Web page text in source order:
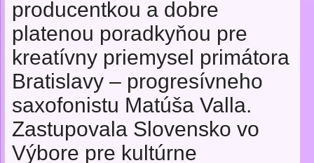
producentkou a dobre
platenou poradkyňou pre
kreatívny priemysel primátora
Bratislavy – progresívneho
saxofonistu Matúša Valla.
Zastupovala Slovensko vo
Výbore pre kultúrne